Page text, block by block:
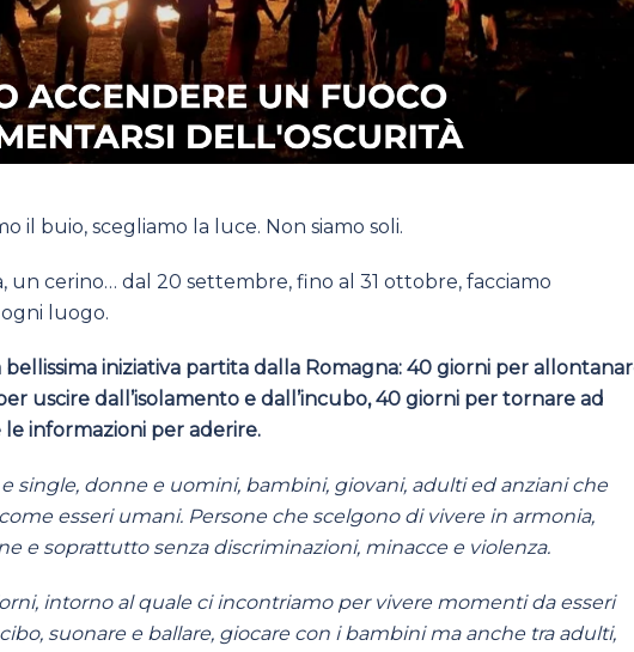
il buio, scegliamo la luce. Non siamo soli.
un cerino… dal 20 settembre, fino al 31 ottobre, facciamo
luogo.
iniziativa partita dalla Romagna: 40 giorni per
uscire dall’isolamento e dall’incubo, 40 giorni per tornare ad
informazioni per aderire.
single, donne e uomini, bambini, giovani, adulti ed anziani che
esseri umani. Persone che scelgono di vivere in armonia,
e soprattutto senza discriminazioni, minacce e violenza.
intorno al quale ci incontriamo per vivere momenti da esseri
suonare e ballare, giocare con i bambini ma anche tra adulti,